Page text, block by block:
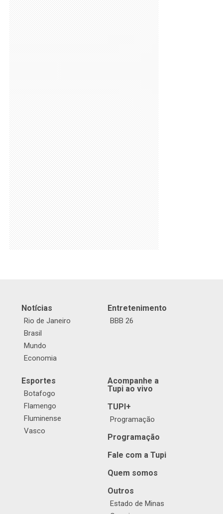
Notícias
Rio de Janeiro
Brasil
Mundo
Economia
Entretenimento
BBB 26
Esportes
Botafogo
Flamengo
Fluminense
Vasco
Acompanhe a
Tupi ao vivo
TUPI+
Programação
Programação
Fale com a Tupi
Quem somos
Outros
Estado de Minas